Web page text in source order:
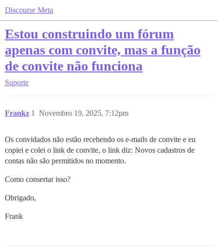
Discourse Meta
Estou construindo um fórum
apenas com convite, mas a função
de convite não funciona
Suporte
Frankz Novembro 19, 2025, 7:12pm
1
Os convidados não estão recebendo os e-mails de convite e eu
copiei e colei o link de convite, o link diz: Novos cadastros de
contas não são permitidos no momento.
Como consertar isso?
Obrigado,
Frank